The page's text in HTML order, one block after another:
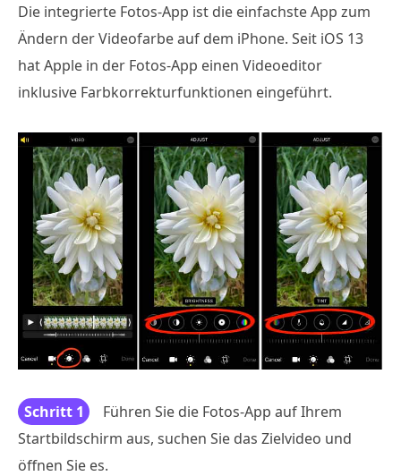
Die integrierte Fotos-App ist die einfachste App zum
Ändern der Videofarbe auf dem iPhone. Seit iOS 13
hat Apple in der Fotos-App einen Videoeditor
inklusive Farbkorrekturfunktionen eingeführt.
Schritt 1
Führen Sie die Fotos-App auf Ihrem
Startbildschirm aus, suchen Sie das Zielvideo und
öffnen Sie es.